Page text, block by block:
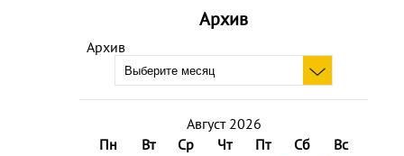
Архив
Архив
Август 2026
Пн
Вт Ср Чт Пт Сб
Вс